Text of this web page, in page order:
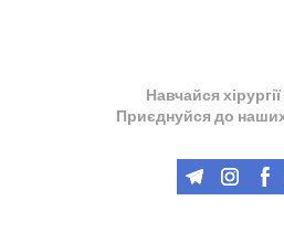
Навчайся
Приєднуйся до